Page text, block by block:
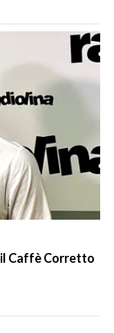
Caffè Corretto